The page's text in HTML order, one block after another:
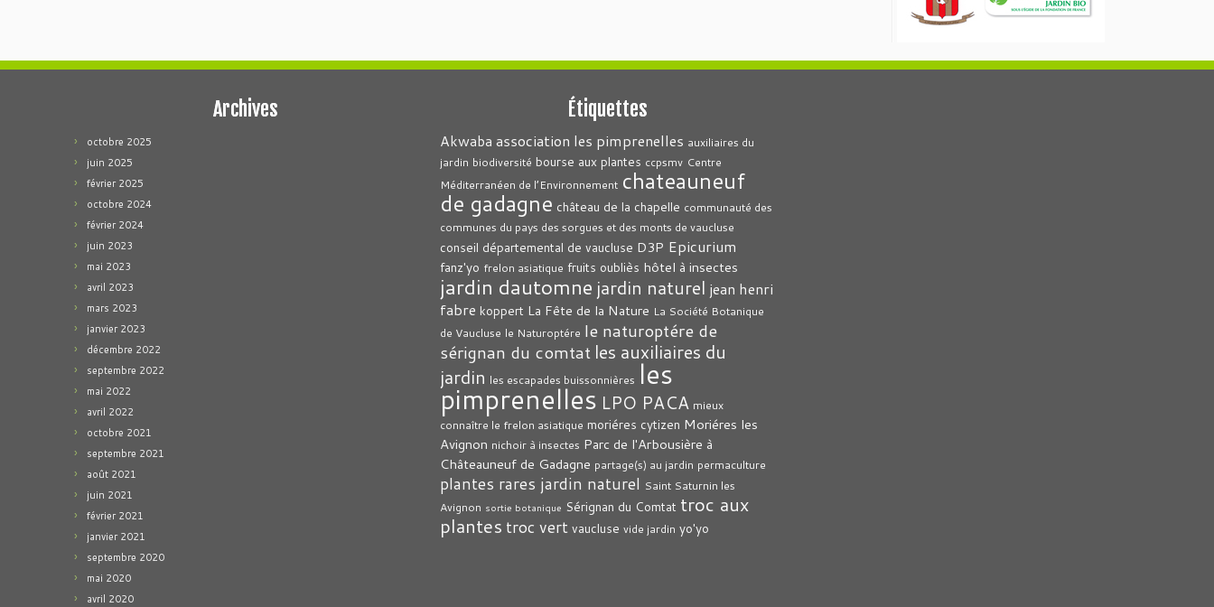
Archives
octobre 2025
juin 2025
février 2025
octobre 2024
février 2024
juin 2023
mai 2023
avril 2023
mars 2023
janvier 2023
décembre 2022
septembre 2022
mai 2022
avril 2022
octobre 2021
septembre 2021
août 2021
juin 2021
février 2021
janvier 2021
septembre 2020
mai 2020
avril 2020
Étiquettes
Akwaba association les pimprenelles auxiliaires du
jardin biodiversité bourse aux plantes ccpsmv Centre
Méditerranéen de l’Environnement chateauneuf
de gadagne château de la chapelle communauté des
communes du pays des sorgues et des monts de vaucluse
conseil départemental de vaucluse D3P Epicurium
fanz'yo frelon asiatique fruits oubliès hôtel à insectes
jardin dautomne jardin naturel jean henri
fabre koppert La Fête de la Nature La Société Botanique
de Vaucluse le Naturoptére le naturoptére de
sérignan du comtat les auxiliaires du
jardin les escapades buissonnières les
pimprenelles LPO PACA mieux
connaître le frelon asiatique moriéres cytizen Moriéres les
Avignon nichoir à insectes Parc de l'Arbousière à
Châteauneuf de Gadagne partage(s) au jardin permaculture
plantes rares jardin naturel Saint Saturnin les
Avignon sortie botanique Sérignan du Comtat troc aux
plantes troc vert vaucluse vide jardin yo'yo